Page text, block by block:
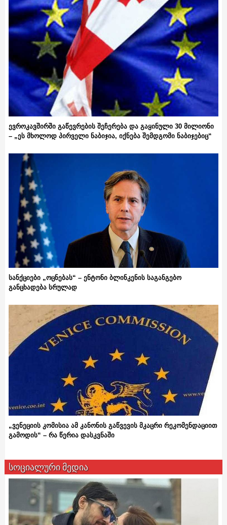
ევროკავშირში გაწევრების შეჩერება და გაყინული 30 მილიონი
– „ეს მხოლოდ პირველი ნაბიჯია, იქნება შემდგომი ნაბიჯებიც“
სანქციები „ოცნებას“ – ენტონი ბლინკენის საგანგებო
განცხადება სრულად
„ვენეციის კომისია ამ კანონის გაწვევის მკაცრი რეკომენდაციით
გამოდის“ – რა წერია დასკვნაში
სოციალური მედია